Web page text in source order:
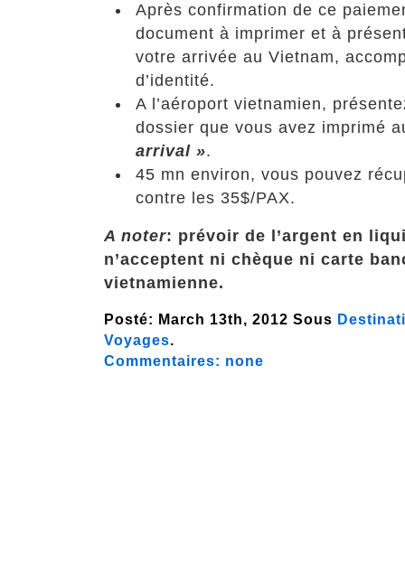
Après confirmation de ce
document à imprimer et à
votre arrivée au Vietnam,
d’identité.
A l’aéroport vietnamien,
dossier que vous avez imprimé
arrival ».
45 mn environ, vous pouvez
contre les 35$/PAX.
A noter: prévoir de l’argent en
n’acceptent ni chèque ni carte
vietnamienne.
Posté: March 13th, 2012 Sous
Voyages.
Commentaires: none